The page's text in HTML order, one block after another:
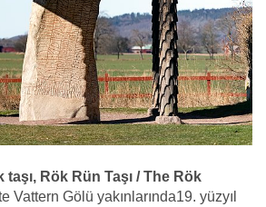
taşı, Rök Rün Taşı / The Rök
Vattern Gölü yakınlarında19. yüzyıl